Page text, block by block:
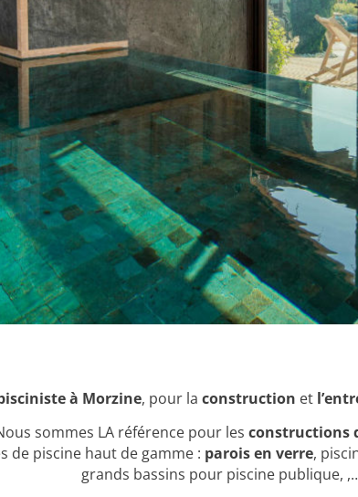
à Morzine, pour la construction et
sommes LA référence pour les constructions
de piscine haut de gamme : parois en verre,
grands bassins pour piscine publique,